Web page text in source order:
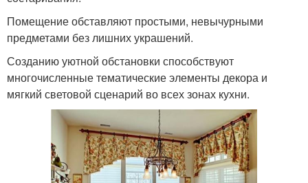
Помещение обставляют простыми, невычурными
предметами без лишних украшений.
Созданию уютной обстановки способствуют
многочисленные тематические элементы декора и
мягкий световой сценарий во всех зонах кухни.